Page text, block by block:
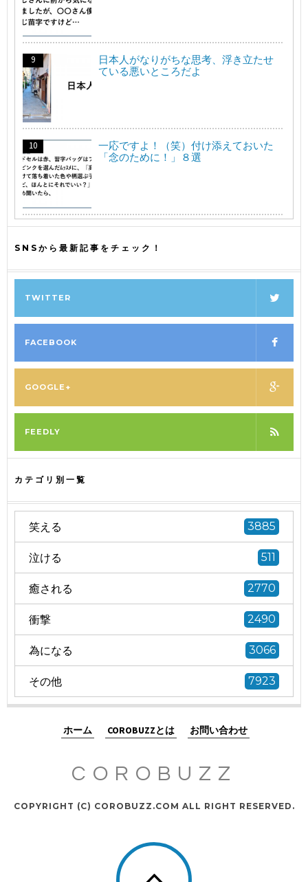
日本人がなりがちな思考、浮き立たせ
ている悪いところだよ
一応ですよ！（笑）付け添えておいた
「念のために！」８選
SNSから最新記事をチェック！
TWITTER
FACEBOOK
GOOGLE+
FEEDLY
カテゴリ別一覧
笑える 3885
泣ける 511
癒される 2770
衝撃 2490
為になる 3066
その他 7923
ホーム COROBUZZとは お問い合わせ
COROBUZZ
COPYRIGHT (C) COROBUZZ.COM ALL RIGHT RESERVED.